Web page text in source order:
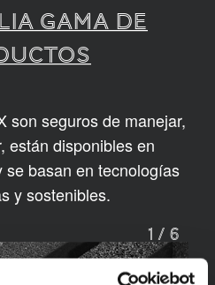
GAMA DE
son seguros de manejar,
están disponibles en
basan en tecnologías
y sostenibles.
1 / 6